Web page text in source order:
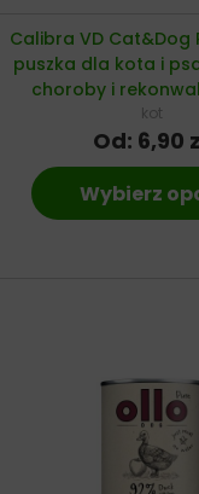
Calibra VD Cat&Dog
puszka dla kota i
choroby i
kot
Od: 6,90
Wybierz